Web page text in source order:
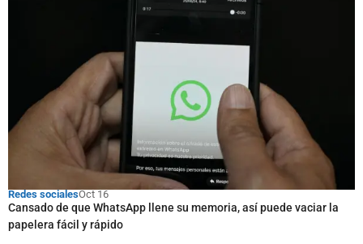
Redes socialesOct 16
Cansado de que WhatsApp llene su memoria, así puede vaciar la
papelera fácil y rápido